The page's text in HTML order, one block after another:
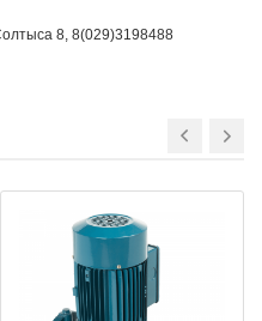
8, 8(029)3198488